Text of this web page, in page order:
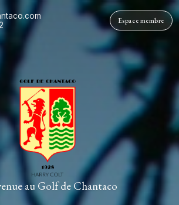
Espace membre
au Golf de Chantaco